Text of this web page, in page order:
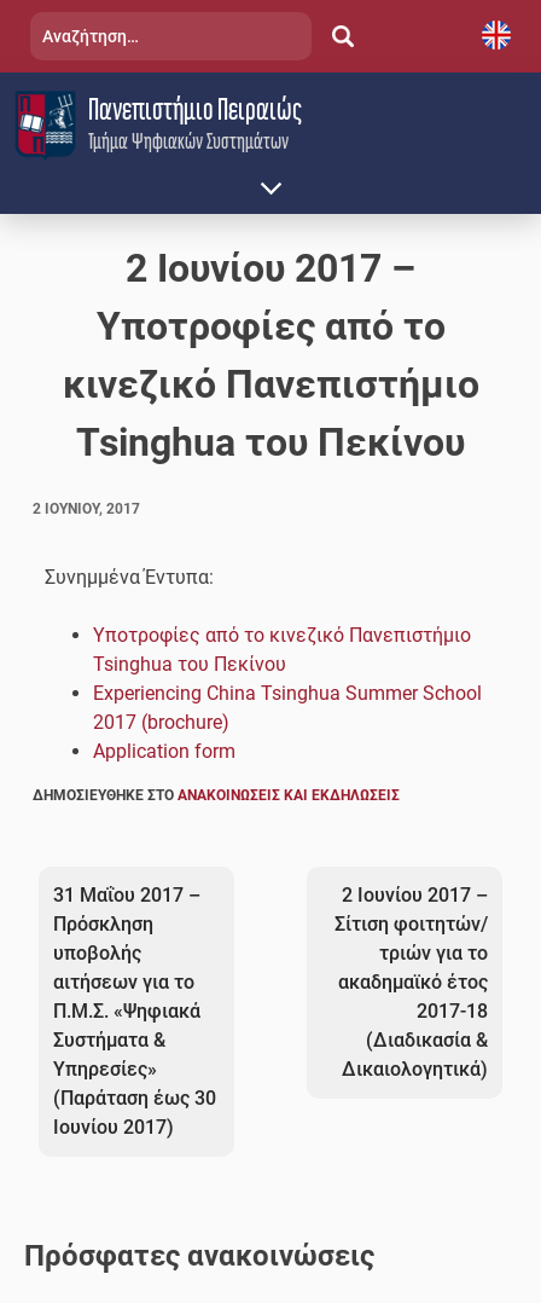
content
Τμήμα Ψηφιακών Συστημάτων
Πανεπιστήμιο Πειραιώς
Αναζήτηση
2 Ιουνίου 2017 –
Υποτροφίες από το
κινεζικό Πανεπιστήμιο
Tsinghua του Πεκίνου
2 ΙΟΥΝΊΟΥ, 2017
Συνημμένα Έντυπα:
Υποτροφίες από το κινεζικό Πανεπιστήμιο
Tsinghua του Πεκίνου
Experiencing China Tsinghua Summer School
2017 (brochure)
Application form
ΔΗΜΟΣΙΕΎΘΗΚΕ ΣΤΟΑΝΑΚΟΙΝΏΣΕΙΣ ΚΑΙ ΕΚΔΗΛΏΣΕΙΣ
άρθρων
31 Μαΐου 2017 –
Πρόσκληση
υποβολής
αιτήσεων για το
Π.Μ.Σ. «Ψηφιακά
Συστήματα &
Υπηρεσίες»
(Παράταση έως 30
Ιουνίου 2017)
2 Ιουνίου 2017 –
Σίτιση φοιτητών/
τριών για το
ακαδημαϊκό έτος
2017-18
(Διαδικασία &
Δικαιολογητικά)
Πρόσφατες ανακοινώσεις